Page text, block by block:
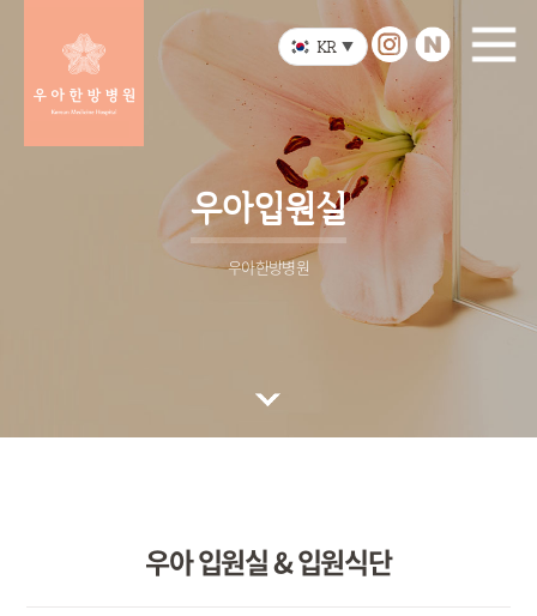
KR ▼
우아입원실
우아한방병원
우아 입원실 & 입원식단